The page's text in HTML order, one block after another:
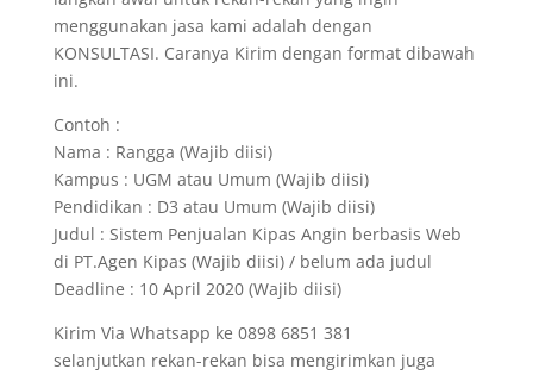
menggunakan jasa kami adalah dengan
KONSULTASI. Caranya Kirim dengan format dibawah
ini.
Contoh :
Nama : Rangga (Wajib diisi)
Kampus : UGM atau Umum (Wajib diisi)
Pendidikan : D3 atau Umum (Wajib diisi)
Judul : Sistem Penjualan Kipas Angin berbasis Web
di PT.Agen Kipas (Wajib diisi) / belum ada judul
Deadline : 10 April 2020 (Wajib diisi)
Kirim Via Whatsapp ke 0898 6851 381
selanjutkan rekan-rekan bisa mengirimkan juga